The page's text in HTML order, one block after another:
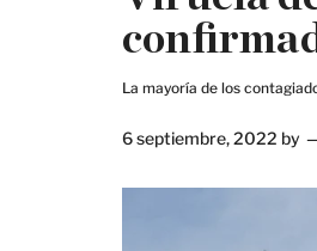
La mayoría de los
6 septiembre, 2022 by